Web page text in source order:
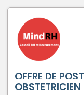
OFFRE DE
OBSTETRICIEN